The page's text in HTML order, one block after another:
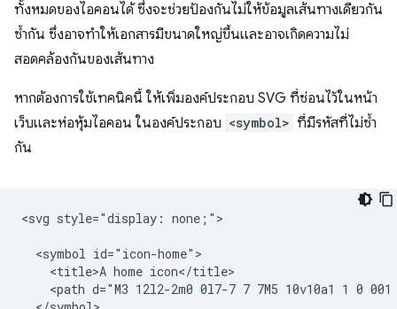
ทั้งหมดของไอคอนได้ ซึ่งจะช่วยป้องกันไม่ให้ข้อมูลเส้นทางเดียวกัน
ซ้ำกัน ซึ่งอาจทำให้เอกสารมีขนาดใหญ่ขึ้นและอาจเกิดความไม่
สอดคล้องกันของเส้นทาง
หากต้องการใช้เทคนิคนี้ ให้เพิ่มองค์ประกอบ SVG ที่ซ่อนไว้ในหน้า
เว็บและห่อหุ้มไอคอน ในองค์ประกอบ <symbol> ที่มีรหัสที่ไม่ซ้ำ
กัน
<svg style="display: none;">
  <symbol id="icon-home">
    <title>A home icon</title>
<path d="M3 12l2-2m0 0l7-7 7 7M5 10v10a1 1 0